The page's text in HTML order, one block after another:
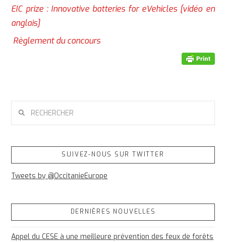
EIC prize : Innovative batteries for eVehicles [vidéo en
anglais]
Règlement du concours
SUIVEZ-NOUS SUR TWITTER
Tweets by @OccitanieEurope
DERNIÈRES NOUVELLES
Appel du CESE à une meilleure prévention des feux de forêts